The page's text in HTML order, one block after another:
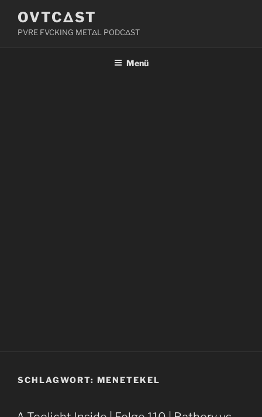
Inhalt
springen
OVTCΔST
PVRE FVCKING METΔL PODCΔST
Menü
SCHLAGWORT: MENETEKEL